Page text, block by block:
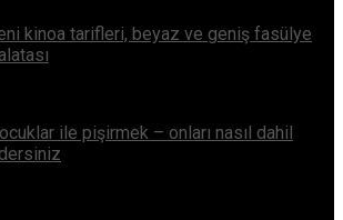
kinoa tarifleri, beyaz ve geniş fasülye
ile pişirmek – onları nasıl dahil